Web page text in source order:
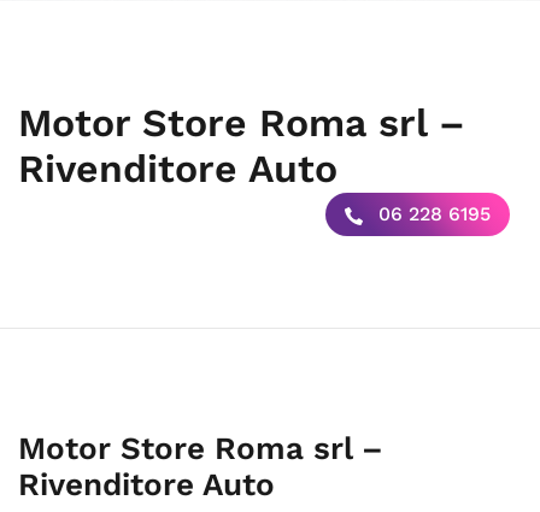
Motor Store Roma srl –
Rivenditore Auto
06 228 6195
Motor Store Roma srl –
Rivenditore Auto